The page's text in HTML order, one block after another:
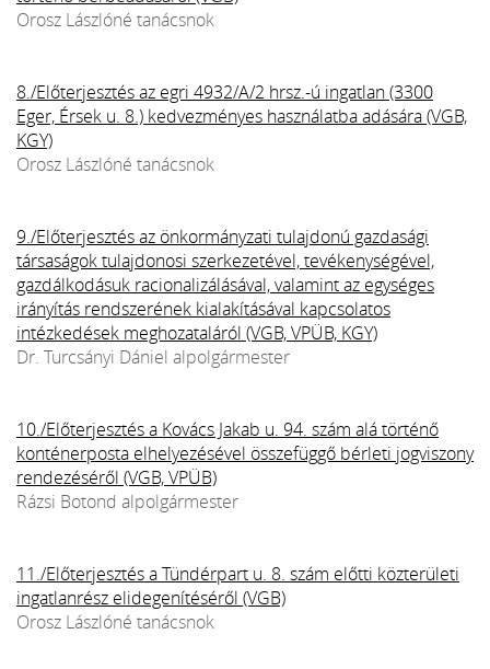
Orosz Lászlóné tanácsnok
8./Előterjesztés az egri 4932/A/2 hrsz.-ú ingatlan (3300
Eger, Érsek u. 8.) kedvezményes használatba adására (VGB,
KGY)
Orosz Lászlóné tanácsnok
9./Előterjesztés az önkormányzati tulajdonú gazdasági
társaságok tulajdonosi szerkezetével, tevékenységével,
gazdálkodásuk racionalizálásával, valamint az egységes
irányítás rendszerének kialakításával kapcsolatos
intézkedések meghozataláról (VGB, VPÜB, KGY)
Dr. Turcsányi Dániel alpolgármester
10./Előterjesztés a Kovács Jakab u. 94. szám alá történő
konténerposta elhelyezésével összefüggő bérleti jogviszony
rendezéséről (VGB, VPÜB)
Rázsi Botond alpolgármester
11./Előterjesztés a Tündérpart u. 8. szám előtti közterületi
ingatlanrész elidegenítéséről (VGB)
Orosz Lászlóné tanácsnok